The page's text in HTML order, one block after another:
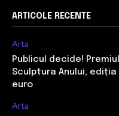
ARTICOLE RECENTE
Arta
Publicul decide!
Sculptura Anului,
euro
Arta